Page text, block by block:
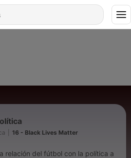
16 - Black Lives Matter
relación del fútbol con la política a